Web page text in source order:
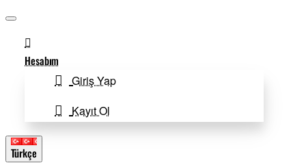
Hesabım
Giriş Yap
Kayıt Ol
Türkçe